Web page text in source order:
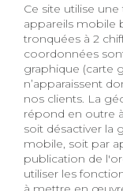
Ce site utilise
appareils mobile
tronquées à 2
coordonnées
graphique (carte
n’apparaissent
nos clients. La
répond en outre
soit désactiver la
mobile, soit par
publication de
utiliser les